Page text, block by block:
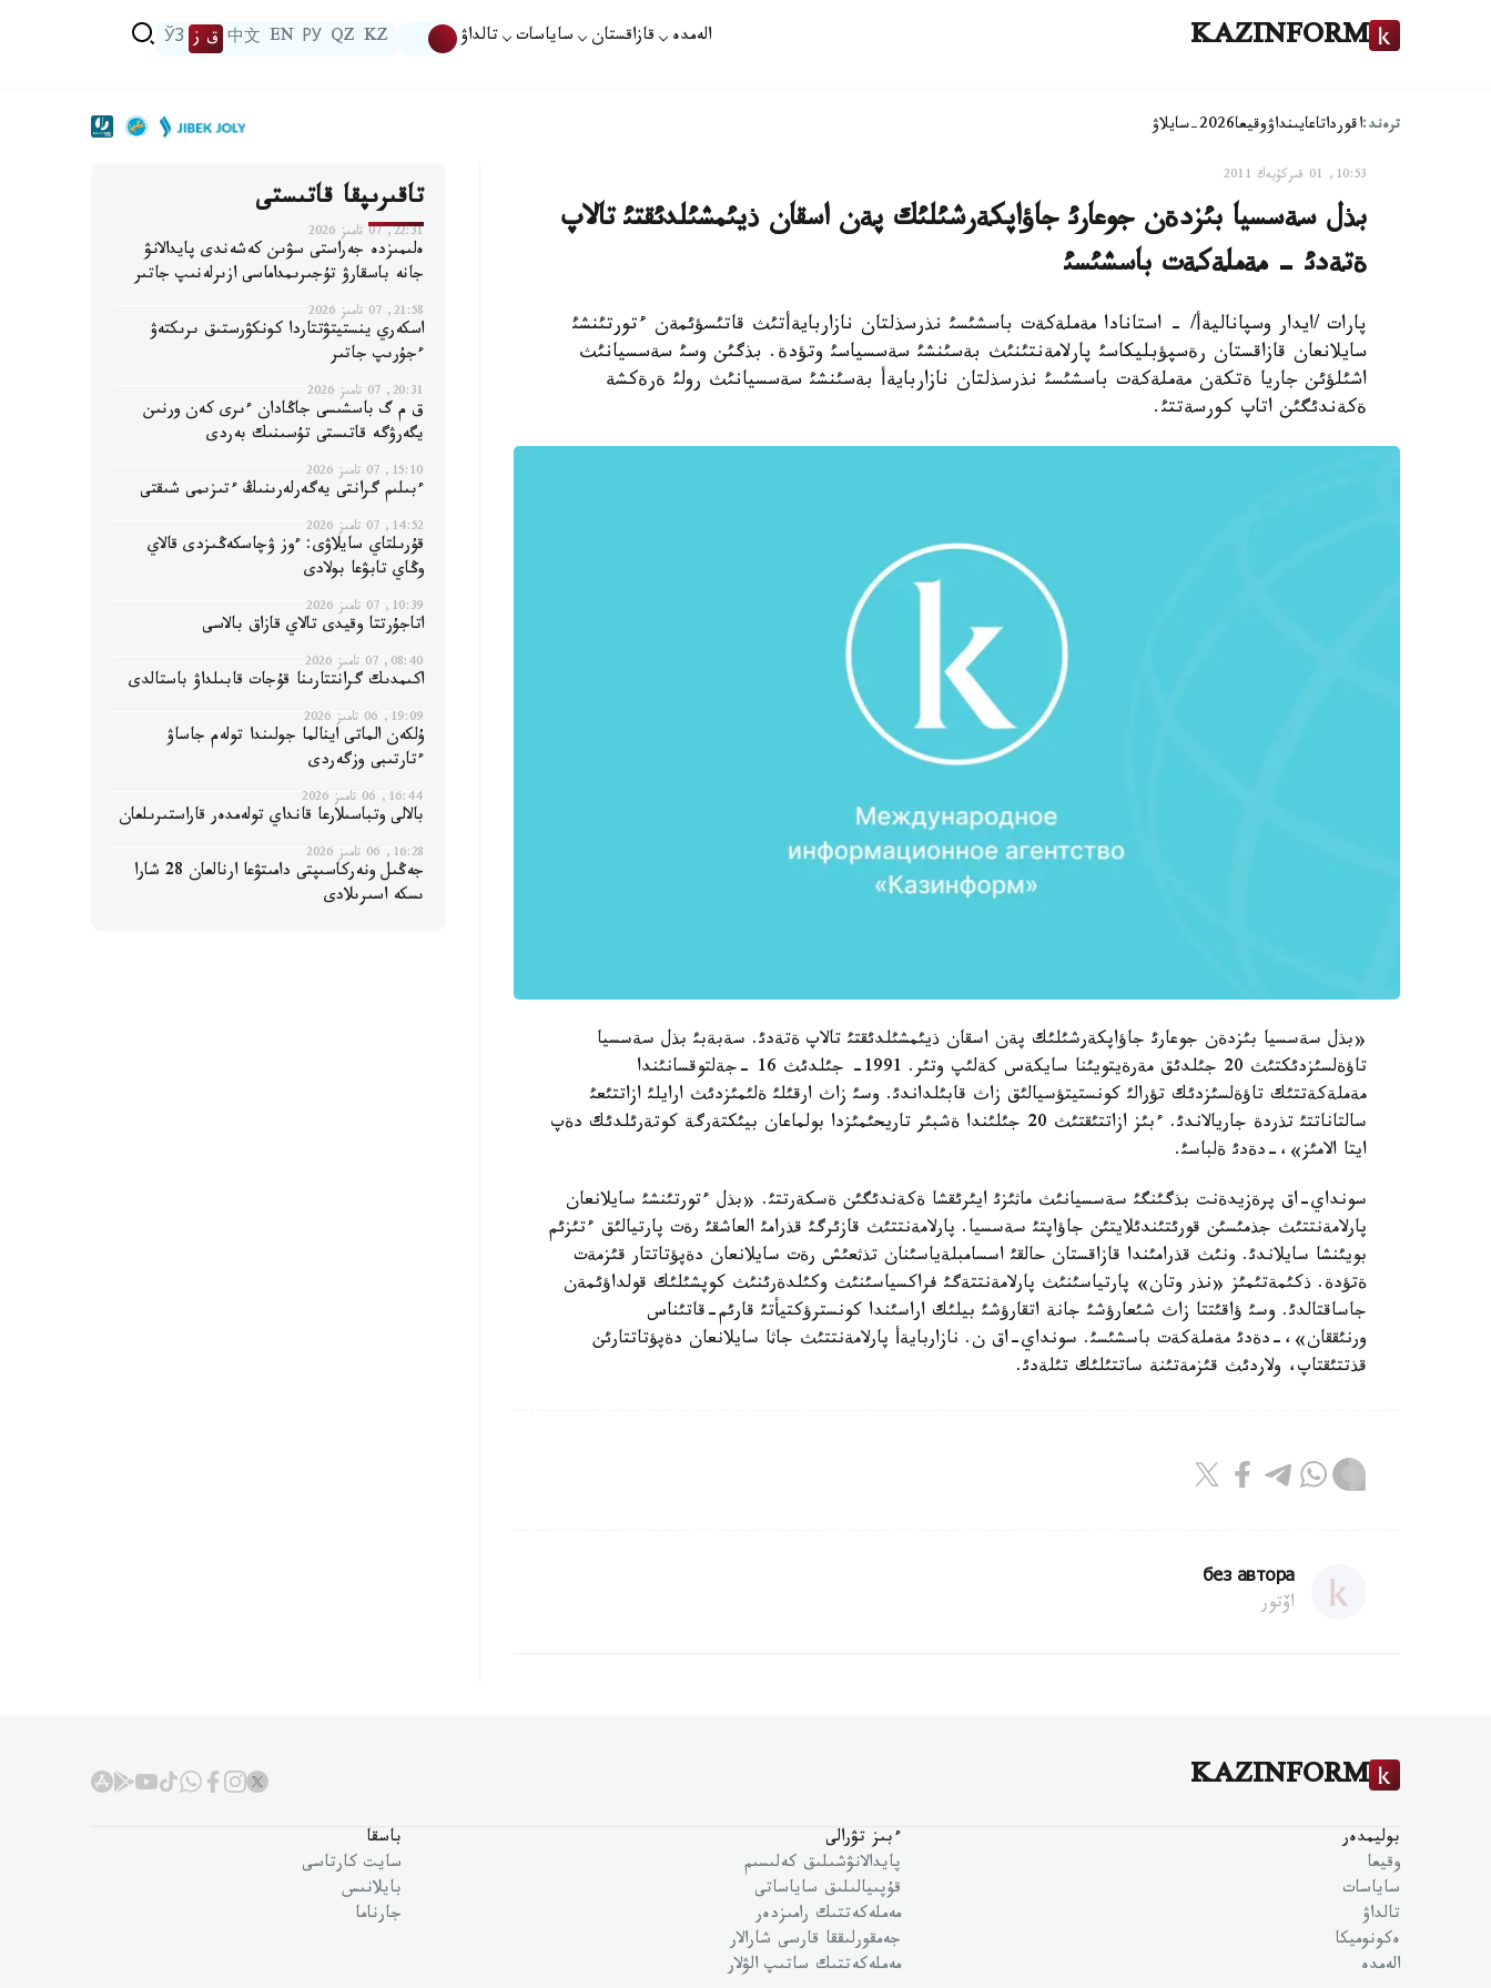
KAZINFORM الەمدە قازاقستان ساياسات تالداۋ KZ
QZ
РУ
EN
中文 ق ز ЎЗ
ترەند:اقورداتاعايىنداۋوقيعا2026-سايلاۋ
10:53, 01 قىركۇيەك 2011
بذل سةسسيا بئزدةن جوعارئ جاؤاپكةرشئلئك پةن اسقان ذيئمشئلدئقتئ تالاپ
ةتةدئ - مةملةكةت باسشئسئ
پارات /ايدار وسپاناليةأ/ - استانادا مةملةكةت باسشئسئ نذرسذلتان نازاربايةأتئث قاتئسؤئمةن ءتورتئنشئ
سايلانعان قازاقستان رةسپؤبليكاسئ پارلامةنتئنئث بةسئنشئ سةسسياسئ وتؤدة. بذگئن وسئ سةسسيانئث
اشئلؤئن جاريا ةتكةن مةملةكةت باسشئسئ نذرسذلتان نازاربايةأ بةسئنشئ سةسسيانئث رولئ ةرةكشة
ةكةندئگئن اتاپ كورسةتتئ.
«بذل سةسسيا بئزدةن جوعارئ جاؤاپكةرشئلئك پةن اسقان ذيئمشئلدئقتئ تالاپ ةتةدئ. سةبةبئ بذل سةسسيا
تاؤةلسئزدئكتئث 20 جئلدئق مةرةيتويئنا سايكةس كةلئپ وتئر. 1991- جئلدئث 16 -جةلتوقسانئندا
مةملةكةتتئك تاؤةلسئزدئك تؤرالئ كونستيتؤسيالئق زاث قابئلداندئ. وسئ زاث ارقئلئ ةلئمئزدئث ارايلئ ازاتتئعئ
سالتاناتتئ تذردة جاريالاندئ. ءبئز ازاتتئقتئث 20 جئلئندا ةشبئر تاريحئمئزدا بولماعان بيئكتةرگة كوتةرئلدئك دةپ
ايتا الامئز»،-دةدئ ةلباسئ.
سونداي-اق پرةزيدةنت بذگئنگئ سةسسيانئث ماثئزئ ايئرئقشا ةكةندئگئن ةسكةرتتئ. «بذل ءتورتئنشئ سايلانعان
پارلامةنتتئث جذمئسئن قورئتئندئلايتئن جاؤاپتئ سةسسيا. پارلامةنتتئث قازئرگئ قذرامئ العاشقئ رةت پارتيالئق ءتئزئم
بويئنشا سايلاندئ. ونئث قذرامئندا قازاقستان حالقئ اسسامبلةياسئنان تذثعئش رةت سايلانعان دةپؤتاتتار قئزمةت
ةتؤدة. ذكئمةتئمئز «نذر وتان» پارتياسئنئث پارلامةنتتةگئ فراكسياسئنئث وكئلدةرئنئث كوپشئلئك قولداؤئمةن
جاساقتالدئ. وسئ ؤاقئتتا زاث شئعارؤشئ جانة اتقارؤشئ بيلئك اراسئندا كونسترؤكتيأتئ قارئم-قاتئناس
ورنئققان»،-دةدئ مةملةكةت باسشئسئ. سونداي-اق ن. نازاربايةأ پارلامةنتتئث جاثا سايلانعان دةپؤتاتتارئن
قذتتئقتاپ، ولاردئث قئزمةتئنة ساتتئلئك تئلةدئ.
без автора
اۆتور
تاقىرىپقا قاتىستى
22:31, 07 تامىز 2026
ەلىمىزدە جەراستى سۋىن كەشەندى پايدالانۋ
جانە باسقارۋ تۇجىرىمداماسى ازىرلەنىپ جاتىر
21:58, 07 تامىز 2026
اسكەري ينستيتۋتتاردا كونكۋرستىق ىرىكتەۋ
ءجۇرىپ جاتىر
20:31, 07 تامىز 2026
ق م گ باسشىسى جاڭادان ءىرى كەن ورنىن
يگەرۋگە قاتىستى تۇسىنىك بەردى
15:10, 07 تامىز 2026
ءبىلىم گرانتى يەگەرلەرىنىڭ ءتىزىمى شىقتى
14:52, 07 تامىز 2026
قۇرىلتاي سايلاۋى: ءوز ۋچاسكەڭىزدى قالاي
وڭاي تابۋعا بولادى
10:39, 07 تامىز 2026
اتاجۇرتتا وقيدى تالاي قازاق بالاسى
08:40, 07 تامىز 2026
اكىمدىك گرانتتارىنا قۇجات قابىلداۋ باستالدى
19:09, 06 تامىز 2026
ۇلكەن الماتى اينالما جولىندا تولەم جاساۋ
ءتارتىبى وزگەردى
16:44, 06 تامىز 2026
بالالى وتباسىلارعا قانداي تولەمدەر قاراستىرىلعان
16:28, 06 تامىز 2026
جەڭىل ونەركاسىپتى دامىتۋعا ارنالعان 28 شارا
ىسكە اسىرىلادى
KAZINFORM
بوليمدەر
وقيعا
ساياسات
تالداۋ
ەكونوميكا
الەمدە
ءبىز تۋرالى
پايدالانۋشىلىق كەلىسىم
قۇپىيالىلىق ساياساتى
مەملەكەتتىك رامىزدەر
جەمقورلىققا قارسى شارالار
مەملەكەتتىك ساتىپ الۋلار
باسقا
سايت كارتاسى
بايلانىس
جارناما